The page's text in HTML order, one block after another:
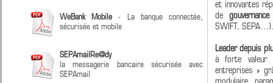
WeBank Mobile- La banque connectée,
sécurisée et mobile
SEPAmailRe@dy
la messagerie bancaire sécurisée avec
SEPAmail
et innovantes
de
SWIFT, SEPA…).
Leader depuis
à forte valeur
entreprises »